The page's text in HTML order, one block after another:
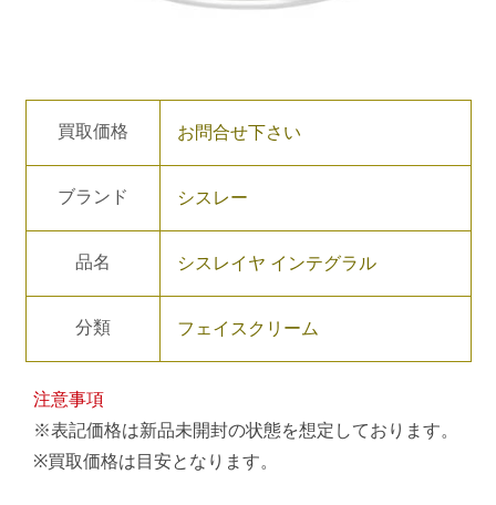
買取価格 お問合せ下さい
ブランド シスレー
品名 シスレイヤ インテグラル
分類 フェイスクリーム
注意事項
※表記価格は新品未開封の状態を想定しております。
※買取価格は目安となります。